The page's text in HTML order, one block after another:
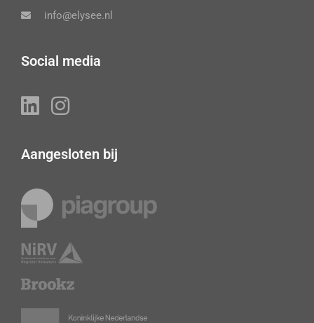
info@elysee.nl
Social media
Aangesloten bij